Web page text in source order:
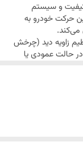
و سیستم
حرکت خودرو به
می‌کند.
زاویه دید (چرخش
در حالت عمودی یا
حال گوشی را